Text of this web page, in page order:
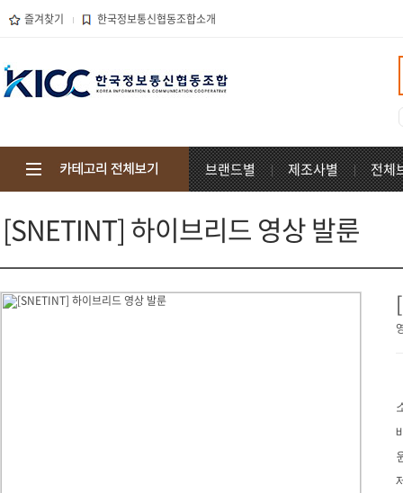
즐겨찾기 한국정보통신협동조합소개
브랜드별 제조사별 전체
[SNETINT] 하이브리드 영상 발룬